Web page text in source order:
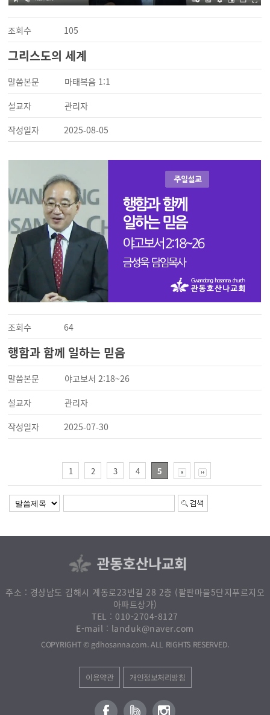
조회수 105
그리스도의 세계
말씀본문
마태복음 1:1
설교자
관리자
작성일자
2025-08-05
조회수 64
행함과 함께 일하는 믿음
말씀본문
야고보서 2:18~26
설교자
관리자
작성일자
2025-07-30
1 2 3 4 5
주소 : 경상남도 김해시 계동로23번길 28 2층 (팔판마을5단지푸르지오
아파트상가)
TEL : 010-2704-8127
E-mail : landuk@naver.com
COPYRIGHT © gdhosanna.com. ALL RIGHTS RESERVED.
이용약관 개인정보처리방침